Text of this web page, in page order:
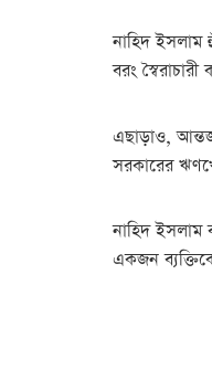
নাহিদ ইসলাম
বরং
এছাড়াও,
সরকারের
নাহিদ ইসলাম
একজন